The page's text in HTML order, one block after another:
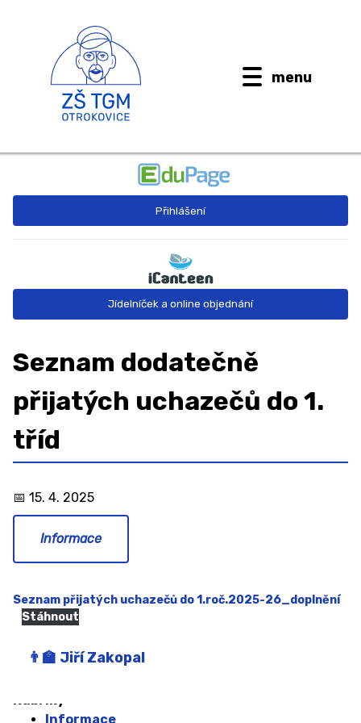
menu
BUDOUCÍ PRVŇÁČCI
AKTUALITY
Kontaktní informace
Organizace školního roku
Školská rada
Sběr papíru 2025/2026
Projekty
GDPR
Testování ECDL
ZAMĚSTNANCI
Přihlášení
Jídelníček a online objednání
Seznam dodatečně
přijatých uchazečů do 1.
tříd
15. 4. 2025
Informace
Seznam přijatých uchazečů do 1.roč.2025-26_doplnění
Stáhnout
Jiří Zakopal
Informace